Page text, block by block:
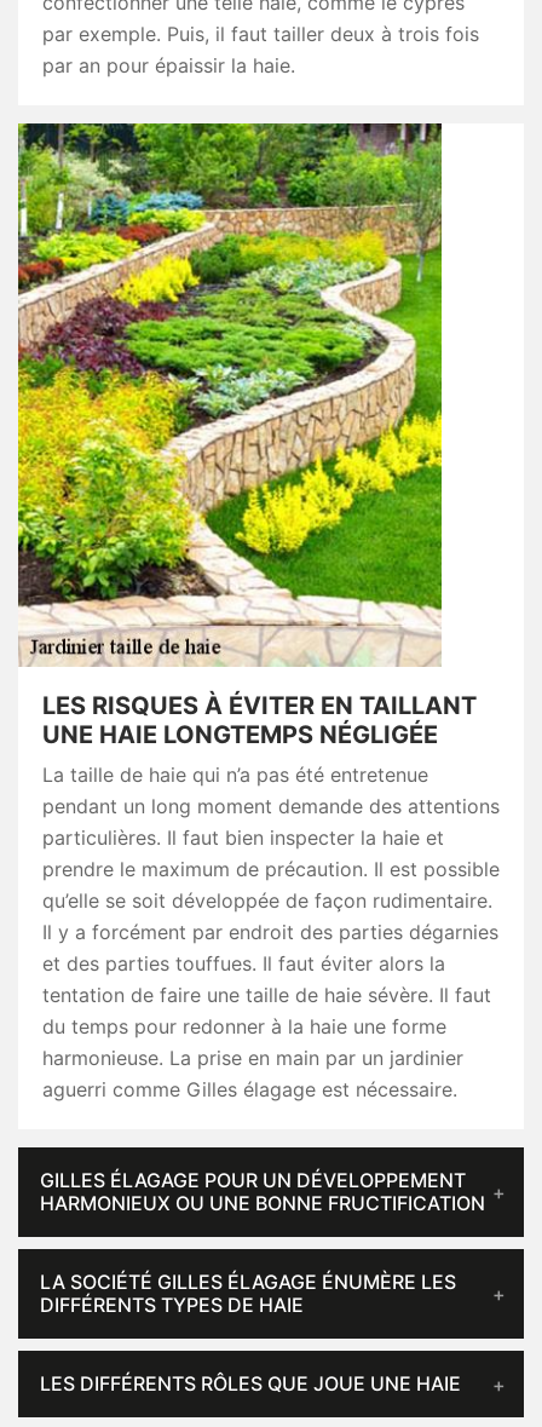
par exemple. Puis, il faut tailler deux à trois fois
par an pour épaissir la haie.
LES RISQUES À ÉVITER EN TAILLANT
UNE HAIE LONGTEMPS NÉGLIGÉE
La taille de haie qui n’a pas été entretenue
pendant un long moment demande des attentions
particulières. Il faut bien inspecter la haie et
prendre le maximum de précaution. Il est possible
qu’elle se soit développée de façon rudimentaire.
Il y a forcément par endroit des parties dégarnies
et des parties touffues. Il faut éviter alors la
tentation de faire une taille de haie sévère. Il faut
du temps pour redonner à la haie une forme
harmonieuse. La prise en main par un jardinier
aguerri comme Gilles élagage est nécessaire.
GILLES ÉLAGAGE POUR UN DÉVELOPPEMENT
HARMONIEUX OU UNE BONNE FRUCTIFICATION
LA SOCIÉTÉ GILLES ÉLAGAGE ÉNUMÈRE LES
DIFFÉRENTS TYPES DE HAIE
LES DIFFÉRENTS RÔLES QUE JOUE UNE HAIE